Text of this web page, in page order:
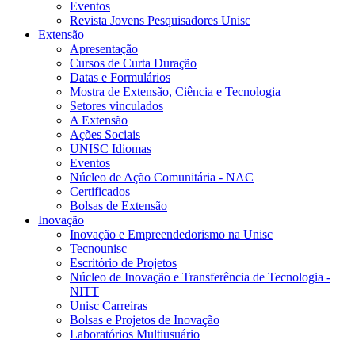
Eventos
Revista Jovens Pesquisadores Unisc
Extensão
Apresentação
Cursos de Curta Duração
Datas e Formulários
Mostra de Extensão, Ciência e Tecnologia
Setores vinculados
A Extensão
Ações Sociais
UNISC Idiomas
Eventos
Núcleo de Ação Comunitária - NAC
Certificados
Bolsas de Extensão
Inovação
Inovação e Empreendedorismo na Unisc
Tecnounisc
Escritório de Projetos
Núcleo de Inovação e Transferência de Tecnologia -
NITT
Unisc Carreiras
Bolsas e Projetos de Inovação
Laboratórios Multiusuário